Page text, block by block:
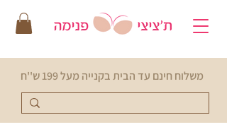
משלוח חינם עד הבית בקנייה מעל 199 ש''ח